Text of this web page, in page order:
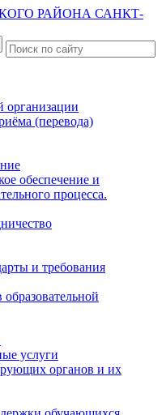
РАЙОНА САНКТ-
организации
(перевода)
обеспечение и
процесса.
и требования
услуги
органов и их